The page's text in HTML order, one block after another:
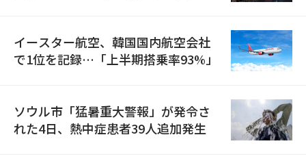
イースター航空、韓国国内航空会社
で1位を記録…「上半期搭乗率93%」
ソウル市「猛暑重大警報」が発令さ
れた4日、熱中症患者39人追加発生